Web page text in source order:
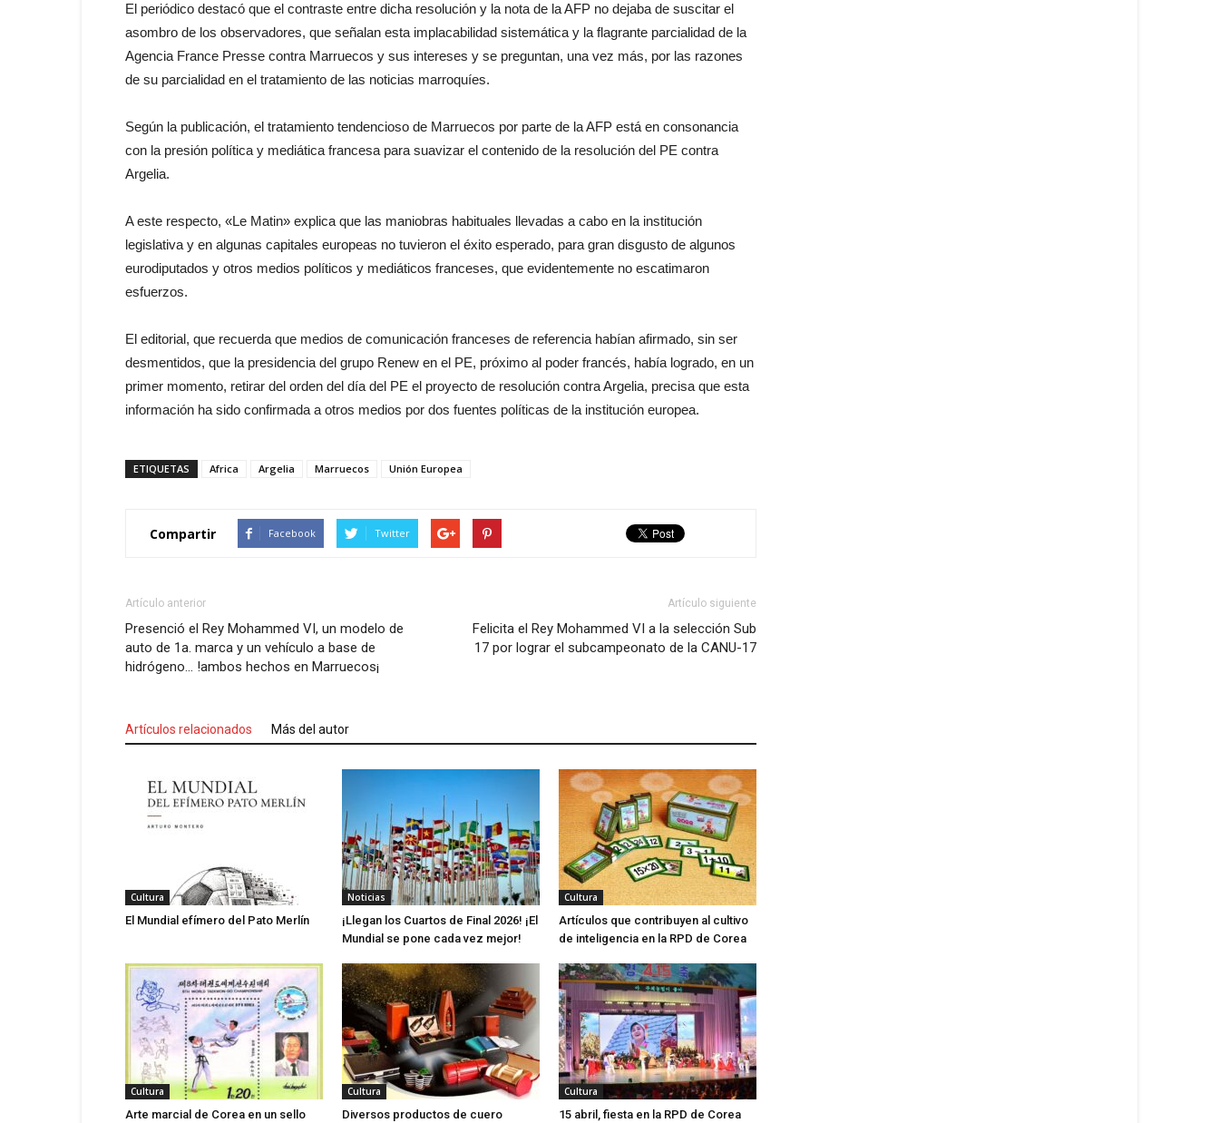
El periódico destacó que el contraste entre dicha resolución y la nota de la AFP no dejaba de suscitar el
asombro de los observadores, que señalan esta implacabilidad sistemática y la flagrante parcialidad de la
Agencia France Presse contra Marruecos y sus intereses y se preguntan, una vez más, por las razones
de su parcialidad en el tratamiento de las noticias marroquíes.
Según la publicación, el tratamiento tendencioso de Marruecos por parte de la AFP está en consonancia
con la presión política y mediática francesa para suavizar el contenido de la resolución del PE contra
Argelia.
A este respecto, «Le Matin» explica que las maniobras habituales llevadas a cabo en la institución
legislativa y en algunas capitales europeas no tuvieron el éxito esperado, para gran disgusto de algunos
eurodiputados y otros medios políticos y mediáticos franceses, que evidentemente no escatimaron
esfuerzos.
El editorial, que recuerda que medios de comunicación franceses de referencia habían afirmado, sin ser
desmentidos, que la presidencia del grupo Renew en el PE, próximo al poder francés, había logrado, en un
primer momento, retirar del orden del día del PE el proyecto de resolución contra Argelia, precisa que esta
información ha sido confirmada a otros medios por dos fuentes políticas de la institución europea.
ETIQUETAS Africa Argelia Marruecos Unión Europea
Compartir Facebook Twitter
Artículo anterior
Presenció el Rey Mohammed VI, un modelo de
auto de 1a. marca y un vehículo a base de
hidrógeno… !ambos hechos en Marruecos¡
Artículo siguiente
Felicita el Rey Mohammed VI a la selección Sub
17 por lograr el subcampeonato de la CANU-17
Artículos relacionados Más del autor
Cultura
El Mundial efímero del Pato Merlín
Noticias
¡Llegan los Cuartos de Final 2026! ¡El
Mundial se pone cada vez mejor!
Cultura
Artículos que contribuyen al cultivo
de inteligencia en la RPD de Corea
Cultura
Arte marcial de Corea en un sello
Cultura
Diversos productos de cuero
Cultura
15 abril, fiesta en la RPD de Corea